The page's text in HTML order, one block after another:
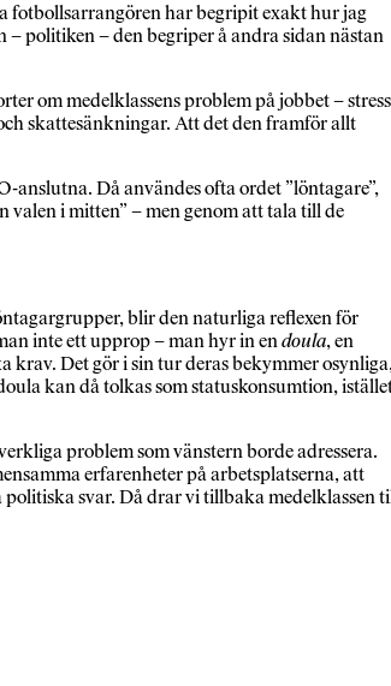
fotbollsarrangören har begripit exakt hur jag
politiken – den begriper å andra sidan nästan
om medelklassens problem på jobbet –
skattesänkningar. Att det den framför allt
anslutna. Då användes ofta ordet ”löntagare”,
valen i mitten” – men genom att tala till de
blir den naturliga reflexen för
inte ett upprop – man hyr in endoula, en
krav. Det gör i sin tur deras bekymmer
kan då tolkas som statuskonsumtion,
problem som vänstern borde adressera.
erfarenheter på arbetsplatserna, att
svar. Då drar vi tillbaka medelklassen